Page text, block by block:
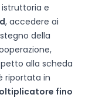
e
, accedere ai
della
alla scheda
riportata in
fino